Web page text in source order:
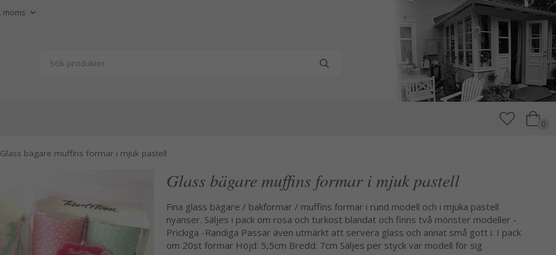
0
Glass bägare muffins formar i mjuk pastell
Glass bägare muffins formar i mjuk pastell
Fina glass bägare / bakformar / muffins formar i rund modell och i mjuka pastell
nyanser. Säljes i pack om rosa och turkost blandat och finns två mönster modeller -
Prickiga -Randiga Passar även utmärkt att servera glass och annat små gott i. I pack
om 20st formar Höjd: 5,5cm Bredd: 7cm Säljes per styck var modell för sig